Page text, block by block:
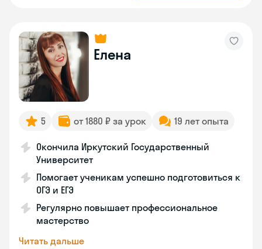
Елена
5 от 1880 ₽ за урок 19 лет опыта
Окончила Иркутский Государственный
Университет
Помогает ученикам успешно подготовиться к
ОГЭ и ЕГЭ
Регулярно повышает профессиональное
мастерство
Читать дальше